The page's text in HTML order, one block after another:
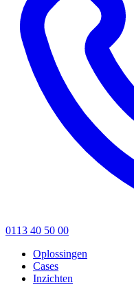
0113 40 50 00
Oplossingen
Cases
Inzichten